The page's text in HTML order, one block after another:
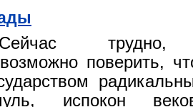
трудно,
поверить,
испокон